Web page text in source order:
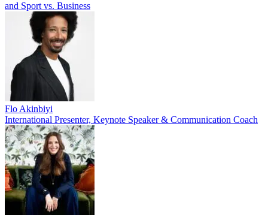
and Sport vs. Business
Flo Akinbiyi
International Presenter, Keynote Speaker & Communication Coach